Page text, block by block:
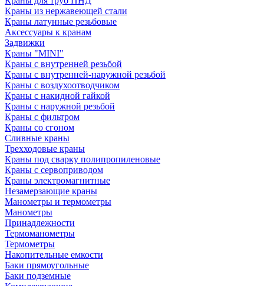
Краны из нержавеющей стали
Краны латунные резьбовые
Аксессуары к кранам
Задвижки
Краны "MINI"
Краны с внутренней резьбой
Краны с внутренней-наружной резьбой
Краны с воздухоотводчиком
Краны с накидной гайкой
Краны с наружной резьбой
Краны с фильтром
Краны со сгоном
Сливные краны
Трехходовые краны
Краны под сварку полипропиленовые
Краны с сервоприводом
Краны электромагнитные
Незамерзающие краны
Манометры и термометры
Манометры
Принадлежности
Термоманометры
Термометры
Накопительные емкости
Баки прямоугольные
Баки подземные